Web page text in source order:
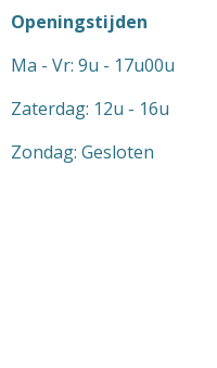
Openingstijden
Ma - Vr: 9u - 17u00u
Zaterdag: 12u - 16u
Zondag: Gesloten